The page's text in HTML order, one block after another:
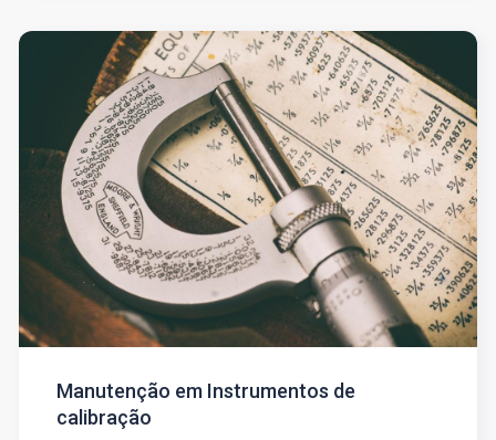
Manutenção em Instrumentos de
calibração